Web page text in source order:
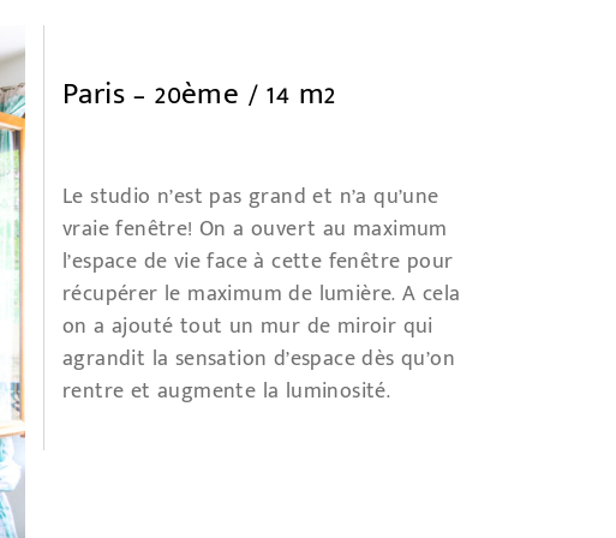
Paris – 20ème / 14 m2
Le studio n’est pas grand et n’a qu’une
vraie fenêtre! On a ouvert au maximum
l’espace de vie face à cette fenêtre pour
récupérer le maximum de lumière. A cela
on a ajouté tout un mur de miroir qui
agrandit la sensation d’espace dès qu’on
rentre et augmente la luminosité.